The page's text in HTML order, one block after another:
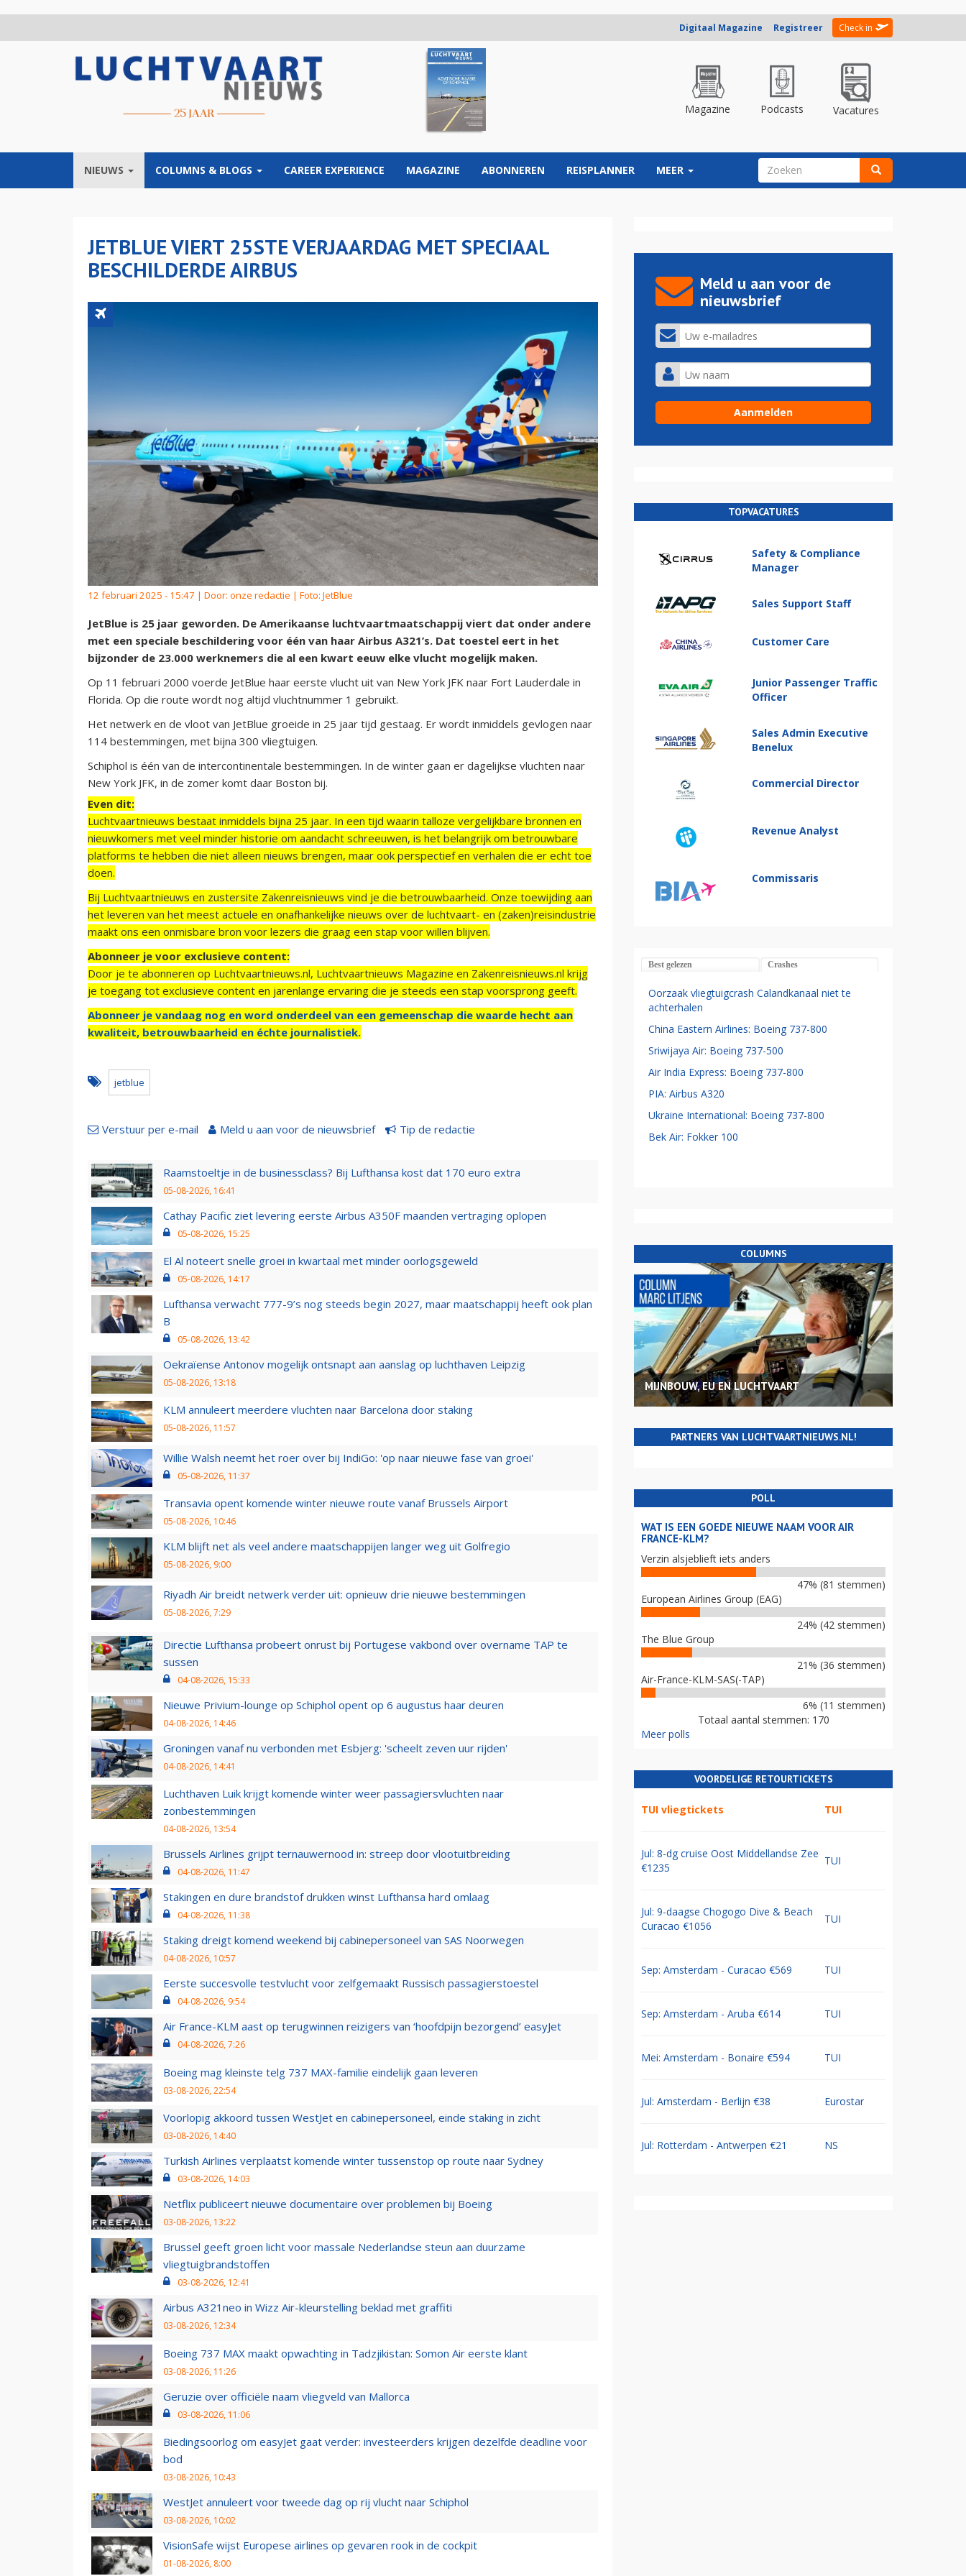
Digitaal Magazine Registreer Check in
Magazine Podcasts Vacatures
NIEUWS COLUMNS & BLOGS CAREER EXPERIENCE MAGAZINE ABONNEREN REISPLANNER MEER ZOEKVELD
JETBLUE VIERT 25STE VERJAARDAG MET SPECIAAL
BESCHILDERDE AIRBUS
12 februari 2025 - 15:47 | Door: onze redactie | Foto: JetBlue
JetBlue is 25 jaar geworden. De Amerikaanse luchtvaartmaatschappij viert dat onder andere
met een speciale beschildering voor één van haar Airbus A321’s. Dat toestel eert in het
bijzonder de 23.000 werknemers die al een kwart eeuw elke vlucht mogelijk maken.
Op 11 februari 2000 voerde JetBlue haar eerste vlucht uit van New York JFK naar Fort Lauderdale in
Florida. Op die route wordt nog altijd vluchtnummer 1 gebruikt.
Het netwerk en de vloot van JetBlue groeide in 25 jaar tijd gestaag. Er wordt inmiddels gevlogen naar
114 bestemmingen, met bijna 300 vliegtuigen.
Schiphol is één van de intercontinentale bestemmingen. In de winter gaan er dagelijkse vluchten naar
New York JFK, in de zomer komt daar Boston bij.
Even dit:
Luchtvaartnieuws bestaat inmiddels bijna 25 jaar. In een tijd waarin talloze vergelijkbare bronnen en
nieuwkomers met veel minder historie om aandacht schreeuwen, is het belangrijk om betrouwbare
platforms te hebben die niet alleen nieuws brengen, maar ook perspectief en verhalen die er echt toe
doen.
Bij Luchtvaartnieuws en zustersite Zakenreisnieuws vind je die betrouwbaarheid. Onze toewijding aan
het leveren van het meest actuele en onafhankelijke nieuws over de luchtvaart- en (zaken)reisindustrie
maakt ons een onmisbare bron voor lezers die graag een stap voor willen blijven.
Abonneer je voor exclusieve content:
Door je te abonneren op Luchtvaartnieuws.nl, Luchtvaartnieuws Magazine en Zakenreisnieuws.nl krijg
je toegang tot exclusieve content en jarenlange ervaring die je steeds een stap voorsprong geeft.
Abonneer je vandaag nog en word onderdeel van een gemeenschap die waarde hecht aan
kwaliteit, betrouwbaarheid en échte journalistiek.
jetblue
Verstuur per e-mail Meld u aan voor de nieuwsbrief Tip de redactie
Raamstoeltje in de businessclass? Bij Lufthansa kost dat 170 euro extra
05-08-2026, 16:41
Cathay Pacific ziet levering eerste Airbus A350F maanden vertraging oplopen
05-08-2026, 15:25
El Al noteert snelle groei in kwartaal met minder oorlogsgeweld
05-08-2026, 14:17
Lufthansa verwacht 777-9’s nog steeds begin 2027, maar maatschappij heeft ook plan
B
05-08-2026, 13:42
Oekraïense Antonov mogelijk ontsnapt aan aanslag op luchthaven Leipzig
05-08-2026, 13:18
KLM annuleert meerdere vluchten naar Barcelona door staking
05-08-2026, 11:57
Willie Walsh neemt het roer over bij IndiGo: 'op naar nieuwe fase van groei'
05-08-2026, 11:37
Transavia opent komende winter nieuwe route vanaf Brussels Airport
05-08-2026, 10:46
KLM blijft net als veel andere maatschappijen langer weg uit Golfregio
05-08-2026, 9:00
Riyadh Air breidt netwerk verder uit: opnieuw drie nieuwe bestemmingen
05-08-2026, 7:29
Directie Lufthansa probeert onrust bij Portugese vakbond over overname TAP te
sussen
04-08-2026, 15:33
Nieuwe Privium-lounge op Schiphol opent op 6 augustus haar deuren
04-08-2026, 14:46
Groningen vanaf nu verbonden met Esbjerg: 'scheelt zeven uur rijden'
04-08-2026, 14:41
Luchthaven Luik krijgt komende winter weer passagiersvluchten naar
zonbestemmingen
04-08-2026, 13:54
Brussels Airlines grijpt ternauwernood in: streep door vlootuitbreiding
04-08-2026, 11:47
Stakingen en dure brandstof drukken winst Lufthansa hard omlaag
04-08-2026, 11:38
Staking dreigt komend weekend bij cabinepersoneel van SAS Noorwegen
04-08-2026, 10:57
Eerste succesvolle testvlucht voor zelfgemaakt Russisch passagierstoestel
04-08-2026, 9:54
Air France-KLM aast op terugwinnen reizigers van ‘hoofdpijn bezorgend’ easyJet
04-08-2026, 7:26
Boeing mag kleinste telg 737 MAX-familie eindelijk gaan leveren
03-08-2026, 22:54
Voorlopig akkoord tussen WestJet en cabinepersoneel, einde staking in zicht
03-08-2026, 14:40
Turkish Airlines verplaatst komende winter tussenstop op route naar Sydney
03-08-2026, 14:03
Netflix publiceert nieuwe documentaire over problemen bij Boeing
03-08-2026, 13:22
Brussel geeft groen licht voor massale Nederlandse steun aan duurzame
vliegtuigbrandstoffen
03-08-2026, 12:41
Airbus A321neo in Wizz Air-kleurstelling beklad met graffiti
03-08-2026, 12:34
Boeing 737 MAX maakt opwachting in Tadzjikistan: Somon Air eerste klant
03-08-2026, 11:26
Geruzie over officiële naam vliegveld van Mallorca
03-08-2026, 11:06
Biedingsoorlog om easyJet gaat verder: investeerders krijgen dezelfde deadline voor
bod
03-08-2026, 10:43
WestJet annuleert voor tweede dag op rij vlucht naar Schiphol
03-08-2026, 10:02
VisionSafe wijst Europese airlines op gevaren rook in de cockpit
01-08-2026, 8:00
Meld u aan voor de
nieuwsbrief
TOPVACATURES
Safety & Compliance
Manager
Sales Support Staff
Customer Care
Junior Passenger Traffic
Officer
Sales Admin Executive
Benelux
Commercial Director
Revenue Analyst
Commissaris
Best gelezen Crashes
Oorzaak vliegtuigcrash Calandkanaal niet te
achterhalen
China Eastern Airlines: Boeing 737-800
Sriwijaya Air: Boeing 737-500
Air India Express: Boeing 737-800
PIA: Airbus A320
Ukraine International: Boeing 737-800
Bek Air: Fokker 100
COLUMNS
MIJNBOUW, EU EN LUCHTVAART
PARTNERS VAN LUCHTVAARTNIEUWS.NL!
POLL
WAT IS EEN GOEDE NIEUWE NAAM VOOR AIR
FRANCE-KLM?
Verzin alsjeblieft iets anders
47% (81 stemmen)
European Airlines Group (EAG)
24% (42 stemmen)
The Blue Group
21% (36 stemmen)
Air-France-KLM-SAS(-TAP)
6% (11 stemmen)
Totaal aantal stemmen: 170
Meer polls
VOORDELIGE RETOURTICKETS
TUI vliegtickets TUI
Jul: 8-dg cruise Oost Middellandse Zee
€1235
TUI
Jul: 9-daagse Chogogo Dive & Beach
Curacao €1056
TUI
Sep: Amsterdam - Curacao €569 TUI
Sep: Amsterdam - Aruba €614 TUI
Mei: Amsterdam - Bonaire €594 TUI
Jul: Amsterdam - Berlijn €38 Eurostar
Jul: Rotterdam - Antwerpen €21 NS